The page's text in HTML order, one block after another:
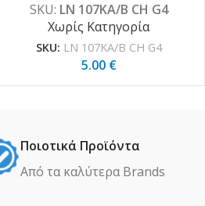
SKU: LN 107KA/B CH G4
Χωρίς Κατηγορία
SKU: LN 107KA/B CH G4
5.00 €
Ποιοτικά Προϊόντα
Από τα καλύτερα Βrands